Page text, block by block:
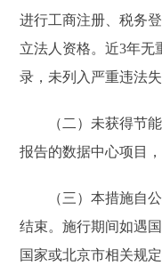
进行工商注册、税务
立法人资格。近3年无
录，未列入严重违法
（二）未获得节
报告的数据中心项目
（三）本措施自
结束。施行期间如遇
国家或北京市相关规定